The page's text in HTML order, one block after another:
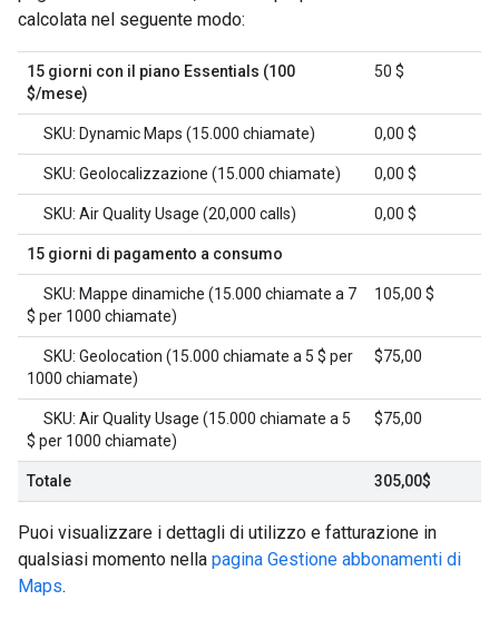
calcolata nel seguente modo:
15 giorni con il piano Essentials (100
$/mese)
50 $
SKU: Dynamic Maps (15.000 chiamate) 0,00 $
SKU: Geolocalizzazione (15.000 chiamate) 0,00 $
SKU: Air Quality Usage (20,000 calls) 0,00 $
15 giorni di pagamento a consumo
SKU: Mappe dinamiche (15.000 chiamate a 7
$ per 1000 chiamate)
105,00 $
SKU: Geolocation (15.000 chiamate a 5 $ per
1000 chiamate)
$75,00
SKU: Air Quality Usage (15.000 chiamate a 5
$ per 1000 chiamate)
$75,00
Totale 305,00$
Puoi visualizzare i dettagli di utilizzo e fatturazione in
qualsiasi momento nella pagina Gestione abbonamenti di
Maps.